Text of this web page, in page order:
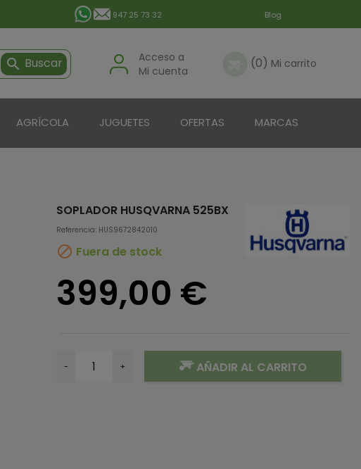
947 25 73 32 Blog
 Buscar
Acceso a
Mi cuenta
(0) Mi carrito
AGRÍCOLA JUGUETES OFERTAS MARCAS
SOPLADOR HUSQVARNA 525BX
Referencia: HUS9672842010
 Fuera de stock
399,00 €
- + AÑADIR AL CARRITO